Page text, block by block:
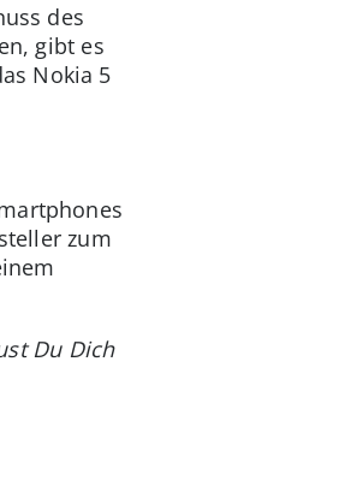
des
gibt es
Nokia 5
zum
Du Dich